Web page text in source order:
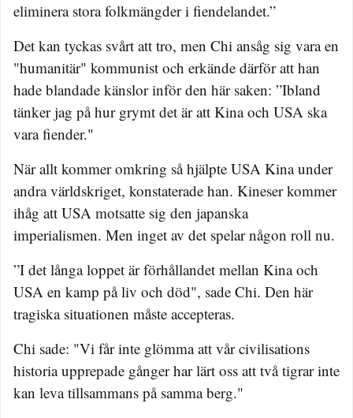
eliminera stora folkmängder i fiendelandet.”
Det kan tyckas svårt att tro, men Chi ansåg sig vara en
"humanitär" kommunist och erkände därför att han
hade blandade känslor inför den här saken: ”Ibland
tänker jag på hur grymt det är att Kina och USA ska
vara fiender."
När allt kommer omkring så hjälpte USA Kina under
andra världskriget, konstaterade han. Kineser kommer
ihåg att USA motsatte sig den japanska
imperialismen. Men inget av det spelar någon roll nu.
”I det långa loppet är förhållandet mellan Kina och
USA en kamp på liv och död", sade Chi. Den här
tragiska situationen måste accepteras.
Chi sade: "Vi får inte glömma att vår civilisations
historia upprepade gånger har lärt oss att två tigrar inte
kan leva tillsammans på samma berg."